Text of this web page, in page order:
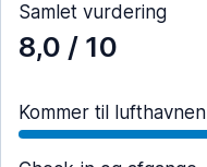
Samlet vurdering
8,0 / 10
Kommer til lufthavnen